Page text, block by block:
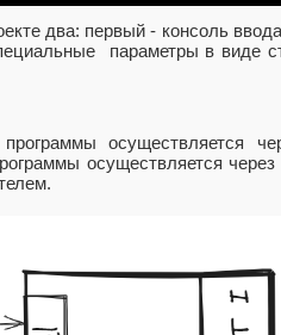
два: первый - консоль
параметры в виде
осуществляется
осуществляется